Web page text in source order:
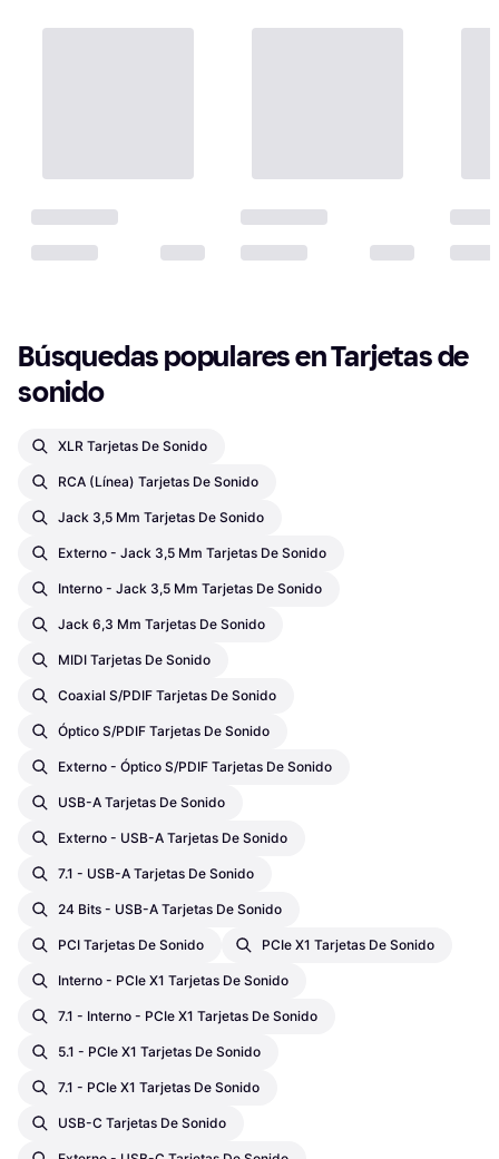
Búsquedas populares en Tarjetas de
sonido
XLR Tarjetas De Sonido
RCA (Línea) Tarjetas De Sonido
Jack 3,5 Mm Tarjetas De Sonido
Externo - Jack 3,5 Mm Tarjetas De Sonido
Interno - Jack 3,5 Mm Tarjetas De Sonido
Jack 6,3 Mm Tarjetas De Sonido
MIDI Tarjetas De Sonido
Coaxial S/PDIF Tarjetas De Sonido
Óptico S/PDIF Tarjetas De Sonido
Externo - Óptico S/PDIF Tarjetas De Sonido
USB-A Tarjetas De Sonido
Externo - USB-A Tarjetas De Sonido
7.1 - USB-A Tarjetas De Sonido
24 Bits - USB-A Tarjetas De Sonido
PCI Tarjetas De Sonido PCIe X1 Tarjetas De Sonido
Interno - PCIe X1 Tarjetas De Sonido
7.1 - Interno - PCIe X1 Tarjetas De Sonido
5.1 - PCIe X1 Tarjetas De Sonido
7.1 - PCIe X1 Tarjetas De Sonido
USB-C Tarjetas De Sonido